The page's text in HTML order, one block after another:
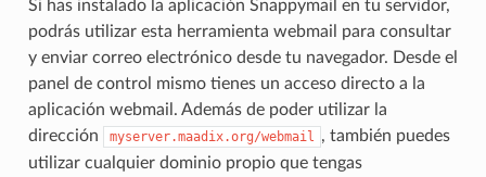
Si has instalado la aplicación Snappymail en tu servidor,
podrás utilizar esta herramienta webmail para consultar
y enviar correo electrónico desde tu navegador. Desde el
panel de control mismo tienes un acceso directo a la
aplicación webmail. Además de poder utilizar la
dirección
myserver.maadix.org/webmail
, también puedes
utilizar cualquier dominio propio que tengas